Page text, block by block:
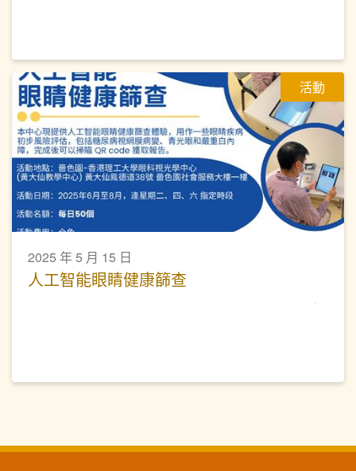
活動
2025 年 5 月 15 日
人工智能眼睛健康篩查